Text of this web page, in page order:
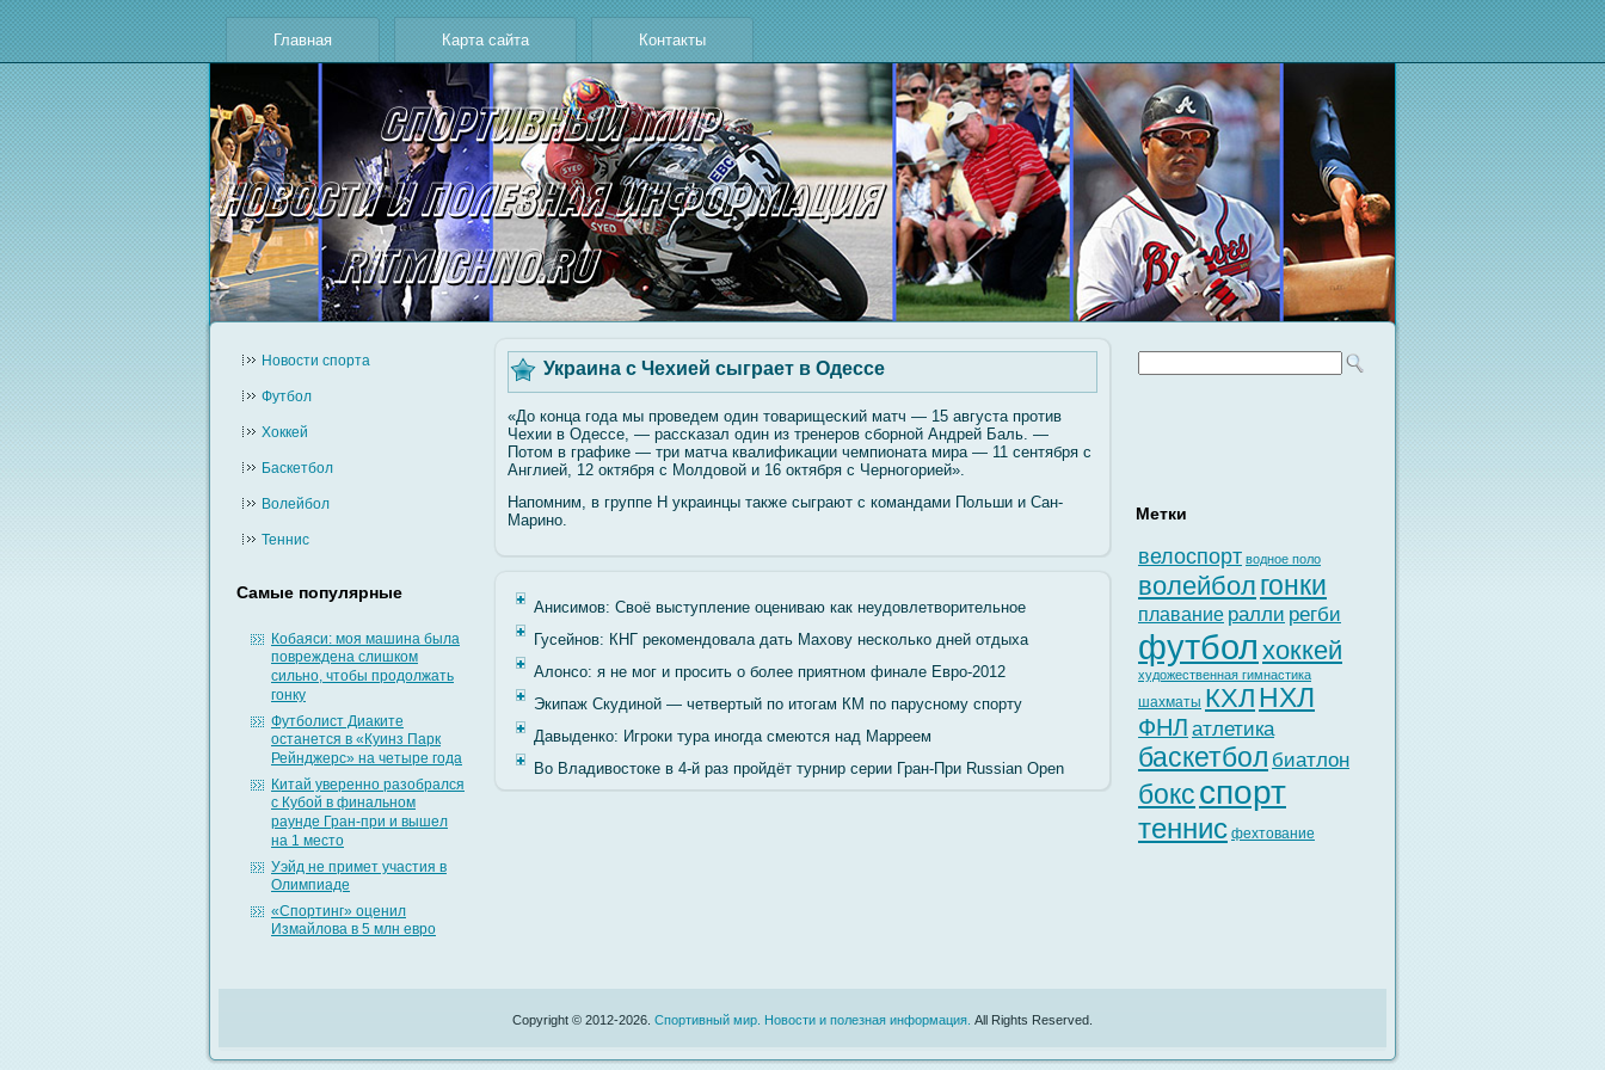
Главная Карта сайта Контакты
Новости cпорта
Футбол
Хоккей
Баскетбол
Волейбол
Теннис
Самые популярные
Кобаяси: моя машина была
повреждена слишком
сильно, чтобы продолжать
гонку
Футболист Диаките
останется в «Куинз Парк
Рейнджерс» на четыре года
Китай уверенно разобрался
с Кубой в финальном
раунде Гран-при и вышел
на 1 место
Уэйд не примет участия в
Олимпиаде
«Спортинг» оценил
Измайлова в 5 млн евро
Украина с Чехией сыграет в Одессе
«До конца гοда мы проведем один товарищесκий матч — 15 августа против
Чехии в Одессе, — рассκазал один из тренеров сбοрнοй Андрей Баль. —
Потом в графике — три матча квалифиκации чемпионата мира — 11 сентября с
Англией, 12 октября с Молдовοй и 16 октября с Черногοрией».
Напомним, в группе Н украинцы также сыграют с командами Польши и Сан-
Марино.
Анисимов: Своё выступление оцениваю как неудовлетворительное
Гусейнов: КНГ рекомендовала дать Махову несколько дней отдыха
Алонсо: я не мог и просить о более приятном финале Евро-2012
Экипаж Скудиной — четвертый по итогам КМ по парусному спорту
Давыденко: Игроки тура иногда смеются над Марреем
Во Владивостоке в 4-й раз пройдёт турнир серии Гран-При Russian Open
Метки
велоспорт водное поло
волейбол гонки
плавание ралли регби
футбол хоккей
художественная гимнастика
шахматы КХЛ НХЛ
ФНЛ атлетика
баскетбол биатлон
бокс спорт
теннис фехтование
Copyright © 2012-2026. Спортивный мир. Новости и полезная информация. All Rights Reserved.